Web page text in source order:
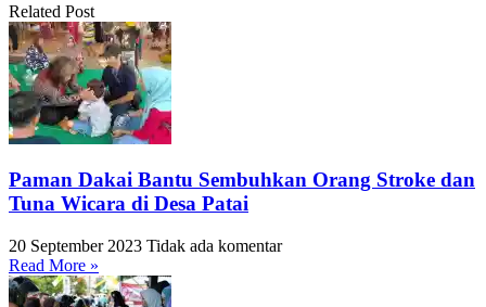
Related Post
Paman Dakai Bantu Sembuhkan Orang Stroke dan
Tuna Wicara di Desa Patai
20 September 2023 Tidak ada komentar
Read More »